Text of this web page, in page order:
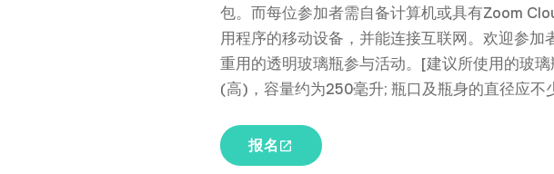
包。而每位参加者需自备计算机或具有Zoom
用程序的移动设备，并能连接互联网。欢迎参加
重用的透明玻璃瓶参与活动。[建议所使用的玻
(高)，容量约为250毫升; 瓶口及瓶身的直径应不
报名